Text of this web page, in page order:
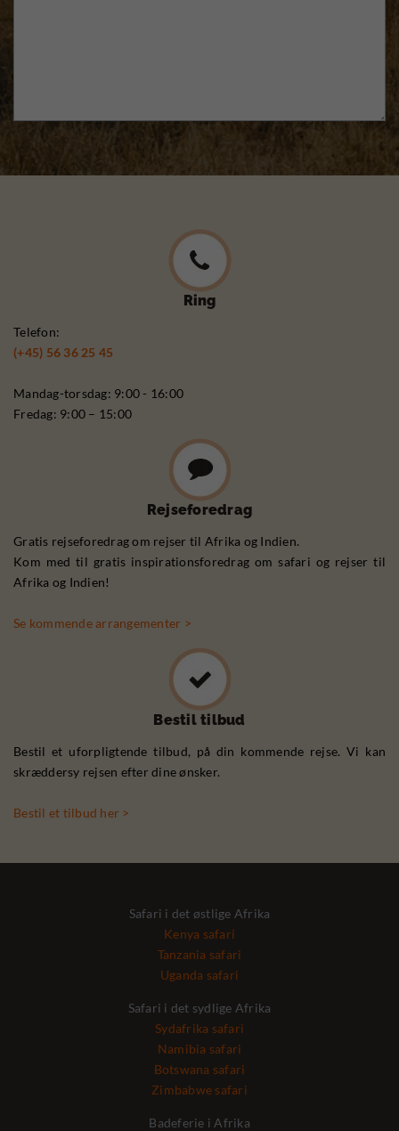
Ring
Telefon:
(+45) 56 36 25 45
Mandag-torsdag: 9:00 - 16:00
Fredag: 9:00 – 15:00
Rejseforedrag
Gratis rejseforedrag om rejser til Afrika og Indien.
Kom med til gratis inspirationsforedrag om safari og rejser til
Afrika og Indien!
Se kommende arrangementer >
Bestil tilbud
Bestil et uforpligtende tilbud, på din kommende rejse. Vi kan
skræddersy rejsen efter dine ønsker.
Bestil et tilbud her >
Safari i det østlige Afrika
Kenya safari
Tanzania safari
Uganda safari
Safari i det sydlige Afrika
Sydafrika safari
Namibia safari
Botswana safari
Zimbabwe safari
Badeferie i Afrika